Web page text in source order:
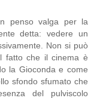
penso valga per la
detta: vedere un
Non si può
fatto che il cinema è
la Gioconda e come
sfondo sfumato che
del pulviscolo